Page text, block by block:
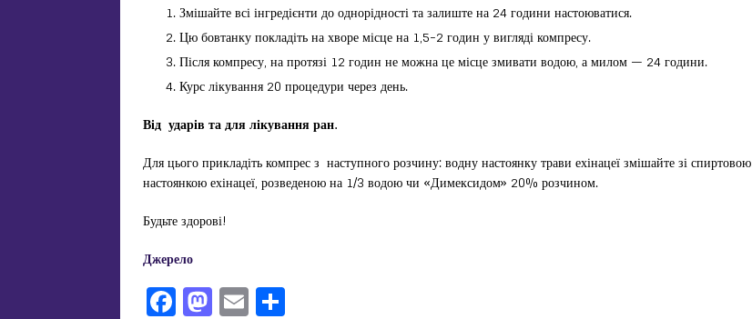
Змішайте всі інгредієнти до однорідності та залиште на 24 години настоюватися.
Цю бовтанку покладіть на хворе місце на 1,5-2 годин у вигляді компресу.
Після компресу, на протязі 12 годин не можна це місце змивати водою, а милом — 24 години.
Курс лікування 20 процедури через день.
Від ударів та для лікування ран.
Для цього прикладіть компрес з наступного розчину: водну настоянку трави ехінацеї змішайте зі спиртовою
настоянкою ехінацеї, розведеною на 1/3 водою чи «Димексидом» 20% розчином.
Будьте здорові!
Джерело
F M E